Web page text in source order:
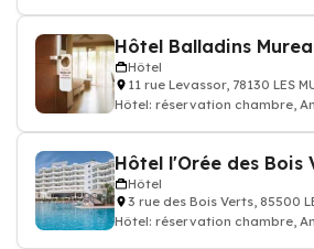
Hôtel Balladins
Hôtel
11 rue Levassor, 78130 LES
Hôtel: réservation chambre,
Hôtel l'Orée des Bois
Hôtel
3 rue des Bois Verts, 85500
Hôtel: réservation chambre,